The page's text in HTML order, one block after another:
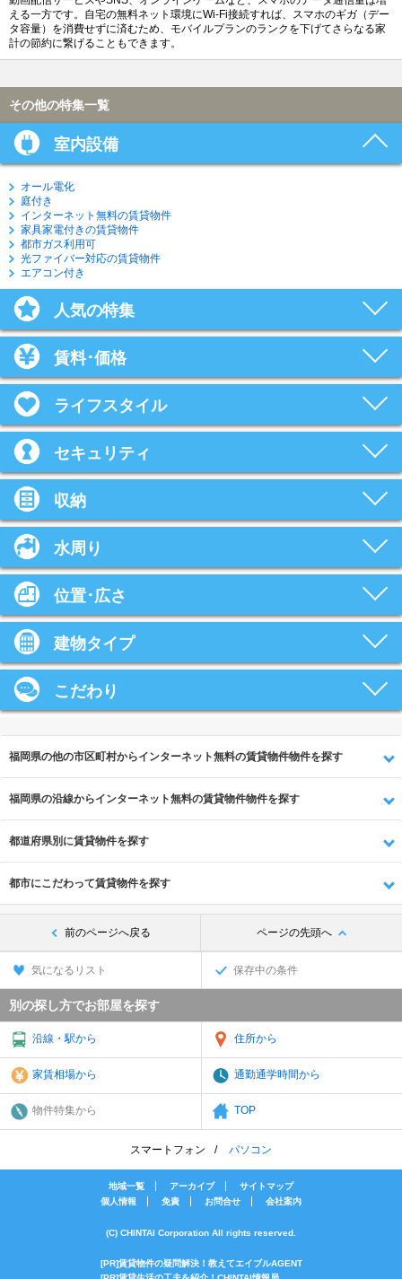
える一方です。自宅の無料ネット環境にWi-Fi接続すれば、スマホのギガ（デー
タ容量）を消費せずに済むため、モバイルプランのランクを下げてさらなる家
計の節約に繋げることもできます。
その他の特集一覧
室内設備
オール電化
庭付き
インターネット無料の賃貸物件
家具家電付きの賃貸物件
都市ガス利用可
光ファイバー対応の賃貸物件
エアコン付き
人気の特集
賃料･価格
ライフスタイル
セキュリティ
収納
水周り
位置･広さ
建物タイプ
こだわり
福岡県の他の市区町村からインターネット無料の賃貸物件物件を探す
福岡県の沿線からインターネット無料の賃貸物件物件を探す
都道府県別に賃貸物件を探す
都市にこだわって賃貸物件を探す
前のページへ戻る ページの先頭へ
気になるリスト 保存中の条件
別の探し方でお部屋を探す
沿線・駅から 住所から
家賃相場から 通勤通学時間から
物件特集から TOP
スマートフォン パソコン
地域一覧 アーカイブ
サイトマップ
個人情報
免責 お問合せ 会社案内
(C) CHINTAI Corporation All rights reserved.
[PR]賃貸物件の疑問解決！教えてエイブルAGENT